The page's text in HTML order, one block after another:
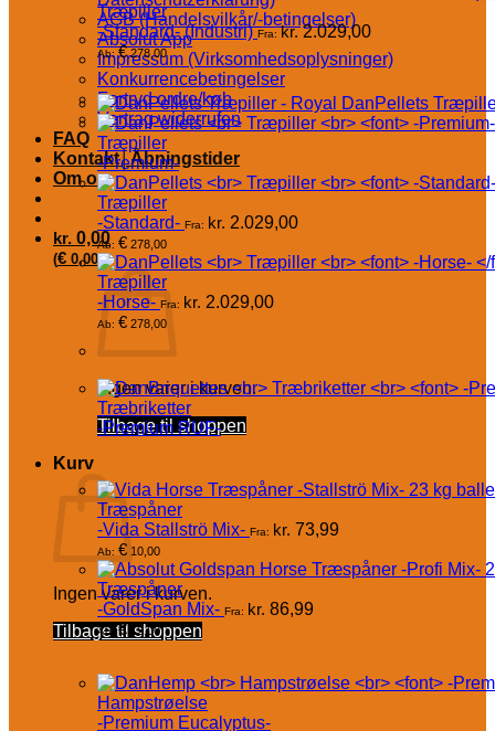
AGB (Handelsvilkår/-betingelser)
Absolut App
Impressum (Virksomhedsoplysninger)
Konkurrencebetingelser
Fortryd ordre/køb
Vertrag widerrufen
FAQ
Kontakt│Åbningstider
Om os
kr. 0,00
(€ 0,00)
Ingen varer i kurven.
Tilbage til shoppen
Kurv
Ingen varer i kurven.
Tilbage til shoppen
Træpiller
-Standard- (Industri)Fra: kr.2.029,00
Ab:€278,00
DanPellets
Træpiller
-Premium-
Træpiller
-Standard- Fra: kr. 2.029,00
Ab: € 278,00
Træpiller
-Horse-Fra: kr. 2.029,00
Ab: € 278,00
Træbriketter
-Premium RUF-
Træspåner
-Vida Stallströ Mix- Fra: kr. 73,99
Ab: € 10,00
Træspåner
-GoldSpan Mix- Fra: kr. 86,99
Ab:€ 12,00
Hampstrøelse
-Premium Eucalyptus-